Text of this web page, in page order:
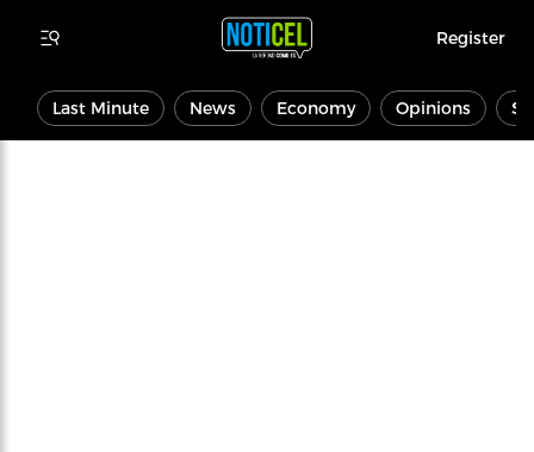
Register
Last Minute News Economy Opinions